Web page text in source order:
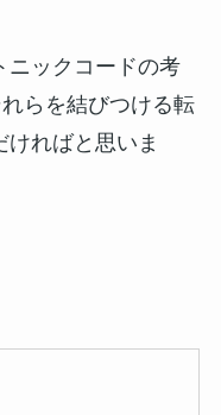
ニックコードの考
らを結びつける転
ればと思いま